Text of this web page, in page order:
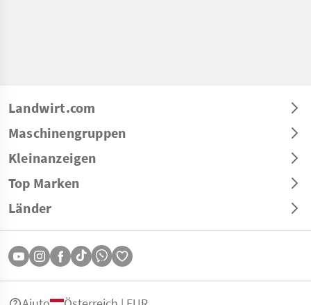
Landwirt.com
Maschinengruppen
Kleinanzeigen
Top Marken
Länder